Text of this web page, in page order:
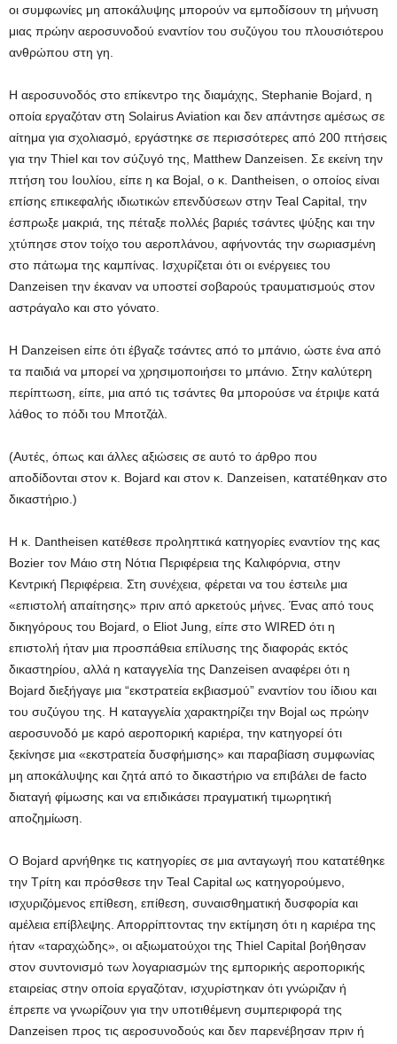
οι συμφωνίες μη αποκάλυψης μπορούν να εμποδίσουν τη μήνυση
μιας πρώην αεροσυνοδού εναντίον του συζύγου του πλουσιότερου
ανθρώπου στη γη.
Η αεροσυνοδός στο επίκεντρο της διαμάχης, Stephanie Bojard, η
οποία εργαζόταν στη Solairus Aviation και δεν απάντησε αμέσως σε
αίτημα για σχολιασμό, εργάστηκε σε περισσότερες από 200 πτήσεις
για την Thiel και τον σύζυγό της, Matthew Danzeisen. Σε εκείνη την
πτήση του Ιουλίου, είπε η κα Bojal, ο κ. Dantheisen, ο οποίος είναι
επίσης επικεφαλής ιδιωτικών επενδύσεων στην Teal Capital, την
έσπρωξε μακριά, της πέταξε πολλές βαριές τσάντες ψύξης και την
χτύπησε στον τοίχο του αεροπλάνου, αφήνοντάς την σωριασμένη
στο πάτωμα της καμπίνας. Ισχυρίζεται ότι οι ενέργειες του
Danzeisen την έκαναν να υποστεί σοβαρούς τραυματισμούς στον
αστράγαλο και στο γόνατο.
Η Danzeisen είπε ότι έβγαζε τσάντες από το μπάνιο, ώστε ένα από
τα παιδιά να μπορεί να χρησιμοποιήσει το μπάνιο. Στην καλύτερη
περίπτωση, είπε, μια από τις τσάντες θα μπορούσε να έτριψε κατά
λάθος το πόδι του Μποτζάλ.
(Αυτές, όπως και άλλες αξιώσεις σε αυτό το άρθρο που
αποδίδονται στον κ. Bojard και στον κ. Danzeisen, κατατέθηκαν στο
δικαστήριο.)
Η κ. Dantheisen κατέθεσε προληπτικά κατηγορίες εναντίον της κας
Bozier τον Μάιο στη Νότια Περιφέρεια της Καλιφόρνια, στην
Κεντρική Περιφέρεια. Στη συνέχεια, φέρεται να του έστειλε μια
«επιστολή απαίτησης» πριν από αρκετούς μήνες. Ένας από τους
δικηγόρους του Bojard, ο Eliot Jung, είπε στο WIRED ότι η
επιστολή ήταν μια προσπάθεια επίλυσης της διαφοράς εκτός
δικαστηρίου, αλλά η καταγγελία της Danzeisen αναφέρει ότι η
Bojard διεξήγαγε μια “εκστρατεία εκβιασμού” εναντίον του ίδιου και
του συζύγου της. Η καταγγελία χαρακτηρίζει την Bojal ως πρώην
αεροσυνοδό με καρό αεροπορική καριέρα, την κατηγορεί ότι
ξεκίνησε μια «εκστρατεία δυσφήμισης» και παραβίαση συμφωνίας
μη αποκάλυψης και ζητά από το δικαστήριο να επιβάλει de facto
διαταγή φίμωσης και να επιδικάσει πραγματική τιμωρητική
αποζημίωση.
Ο Bojard αρνήθηκε τις κατηγορίες σε μια ανταγωγή που κατατέθηκε
την Τρίτη και πρόσθεσε την Teal Capital ως κατηγορούμενο,
ισχυριζόμενος επίθεση, επίθεση, συναισθηματική δυσφορία και
αμέλεια επίβλεψης. Απορρίπτοντας την εκτίμηση ότι η καριέρα της
ήταν «ταραχώδης», οι αξιωματούχοι της Thiel Capital βοήθησαν
στον συντονισμό των λογαριασμών της εμπορικής αεροπορικής
εταιρείας στην οποία εργαζόταν, ισχυρίστηκαν ότι γνώριζαν ή
έπρεπε να γνωρίζουν για την υποτιθέμενη συμπεριφορά της
Danzeisen προς τις αεροσυνοδούς και δεν παρενέβησαν πριν ή